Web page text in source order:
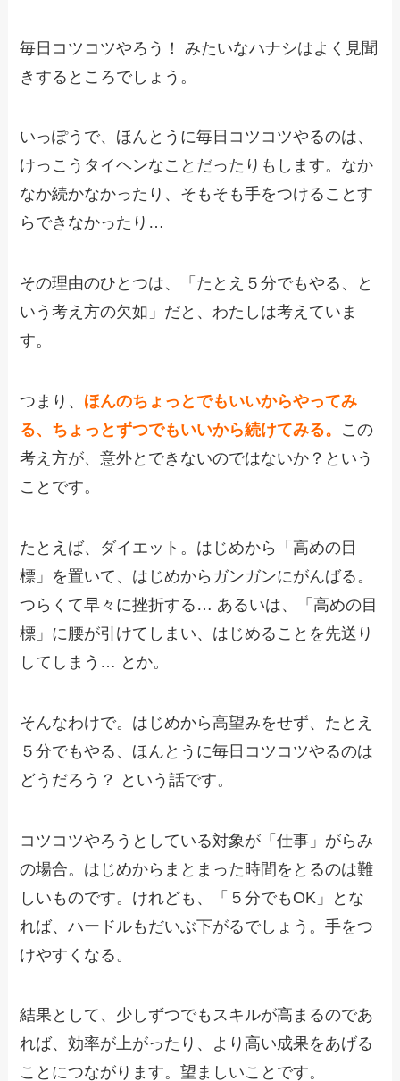
毎日コツコツやろう！ みたいなハナシはよく見聞
きするところでしょう。
いっぽうで、ほんとうに毎日コツコツやるのは、
けっこうタイヘンなことだったりもします。なか
なか続かなかったり、そもそも手をつけることす
らできなかったり…
その理由のひとつは、「たとえ５分でもやる、と
いう考え方の欠如」だと、わたしは考えていま
す。
つまり、 ほんのちょっとでもいいからやってみ
る、ちょっとずつでもいいから続けてみる。 この
考え方が、意外とできないのではないか？という
ことです。
たとえば、ダイエット。はじめから「高めの目
標」を置いて、はじめからガンガンにがんばる。
つらくて早々に挫折する… あるいは、「高めの目
標」に腰が引けてしまい、はじめることを先送り
してしまう… とか。
そんなわけで。はじめから高望みをせず、たとえ
５分でもやる、ほんとうに毎日コツコツやるのは
どうだろう？ という話です。
コツコツやろうとしている対象が「仕事」がらみ
の場合。はじめからまとまった時間をとるのは難
しいものです。けれども、「５分でもOK」とな
れば、ハードルもだいぶ下がるでしょう。手をつ
けやすくなる。
結果として、少しずつでもスキルが高まるのであ
れば、効率が上がったり、より高い成果をあげる
ことにつながります。望ましいことです。